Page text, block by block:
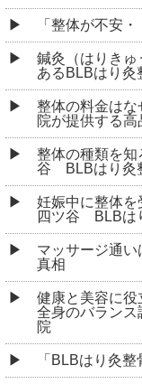
「整体が不安
鍼灸（はりきゅ
あるBLBはり灸
整体の料金はな
院が提供する
整体の種類を
谷 BLBはり灸
妊娠中に整体を
四ツ谷 BLBは
マッサージ通
真相
健康と美容に役
全身のバラン
院
「BLBはり灸